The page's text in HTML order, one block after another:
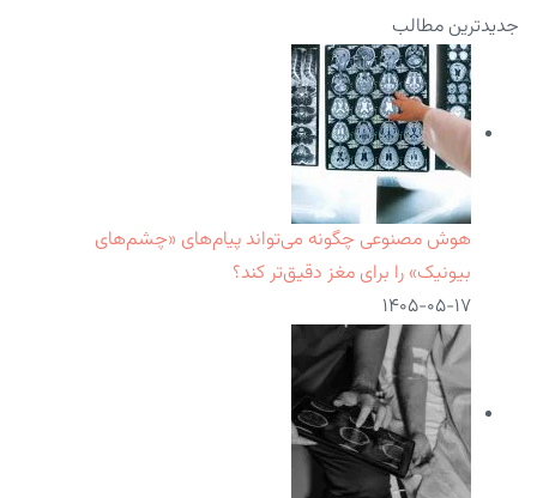
جدیدترین مطالب
هوش مصنوعی چگونه می‌تواند پیام‌های «چشم‌های
بیونیک» را برای مغز دقیق‌تر کند؟
۱۴۰۵-۰۵-۱۷